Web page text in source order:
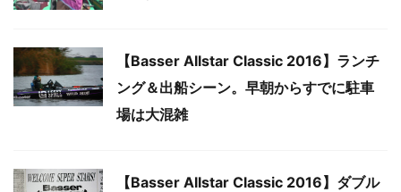
【Basser Allstar Classic 2016】ランチ
ング＆出船シーン。早朝からすでに駐車
場は大混雑
【Basser Allstar Classic 2016】ダブル